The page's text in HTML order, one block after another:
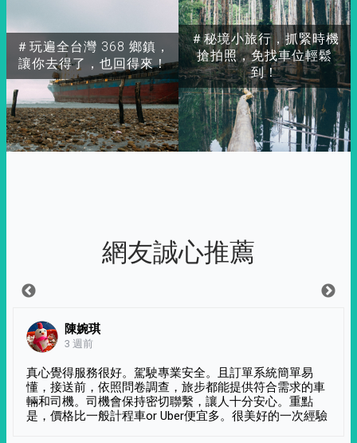
＃玩遍全台灣 368 鄉鎮，
讓你去得了，也回得來！
＃秘境小旅行，抓緊時機
搶拍照，免找車位輕鬆
到！
網友誠心推薦
陳婉琪
3 週前
真心覺得服務很好。駕駛專業安全。且訂單系統簡單易
懂，接送前，依照問卷調查，旅步都能提供符合需求的車
輛和司機。司機會保持密切聯繫，讓人十分安心。重點
是，價格比一般計程車or Uber便宜多。很美好的一次經驗